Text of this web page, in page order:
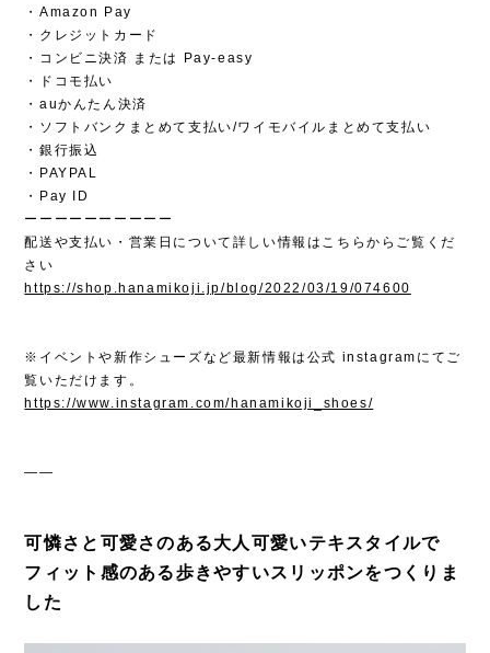
・Amazon Pay
・クレジットカード
・コンビニ決済 または Pay-easy
・ドコモ払い
・auかんたん決済
・ソフトバンクまとめて支払い/ワイモバイルまとめて支払い
・銀行振込
・PAYPAL
・Pay ID
ーーーーーーーーーー
配送や支払い・営業日について詳しい情報はこちらからご覧くだ
さい
https://shop.hanamikoji.jp/blog/2022/03/19/074600
※イベントや新作シューズなど最新情報は公式 instagramにてご
覧いただけます。
https://www.instagram.com/hanamikoji_shoes/
――
可憐さと可愛さのある大人可愛いテキスタイルで
フィット感のある歩きやすいスリッポンをつくりま
した